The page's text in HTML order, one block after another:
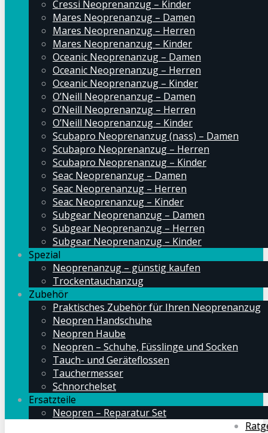
Cressi Neoprenanzug – Kinder
Mares Neoprenanzug – Damen
Mares Neoprenanzug – Herren
Mares Neoprenanzug – Kinder
Oceanic Neoprenanzug – Damen
Oceanic Neoprenanzug – Herren
Oceanic Neoprenanzug – Kinder
O’Neill Neoprenanzug – Damen
O’Neill Neoprenanzug – Herren
O’Neill Neoprenanzug – Kinder
Scubapro Neoprenanzug (nass) – Damen
Scubapro Neoprenanzug – Herren
Scubapro Neoprenanzug – Kinder
Seac Neoprenanzug – Damen
Seac Neoprenanzug – Herren
Seac Neoprenanzug – Kinder
Subgear Neoprenanzug – Damen
Subgear Neoprenanzug – Herren
Subgear Neoprenanzug – Kinder
Spezial
Neoprenanzug – günstig kaufen
Trockentauchanzug
Zubehör
Praktisches Zubehör für Ihren Neoprenanzug
Neopren Handschuhe
Neopren Haube
Neopren – Schuhe, Füsslinge und Socken
Tauch- und Geräteflossen
Tauchermesser
Schnorchelset
Ersatzteile
Neopren – Reparatur Set